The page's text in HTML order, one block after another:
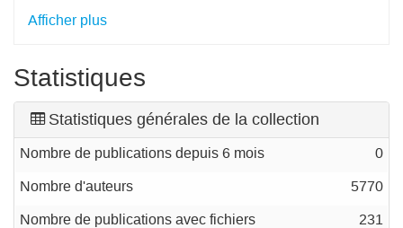
Afficher plus
Statistiques
Statistiques générales de la collection
Nombre de publications depuis 6 mois 0
Nombre d'auteurs 5770
Nombre de publications avec fichiers 231